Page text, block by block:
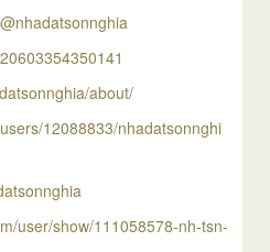
about/
12088833/nhadatsonnghi
user/show/111058578-nh-tsn-